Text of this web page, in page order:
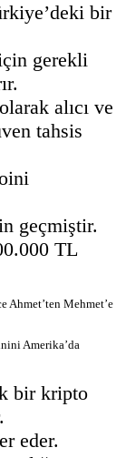
bir
gerekli
alıcı ve
tahsis
geçmiştir.
TL
Ahmet’ten Mehmet’e
Amerika’da
bir kripto
eder.